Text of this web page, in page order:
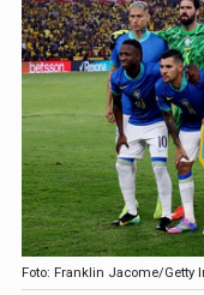
Foto: Franklin Jacome/Getty